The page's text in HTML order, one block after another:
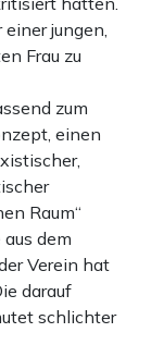
jungen,
Frau zu
zum
einen
Raum“
dem
Verein hat
darauf
schlichter